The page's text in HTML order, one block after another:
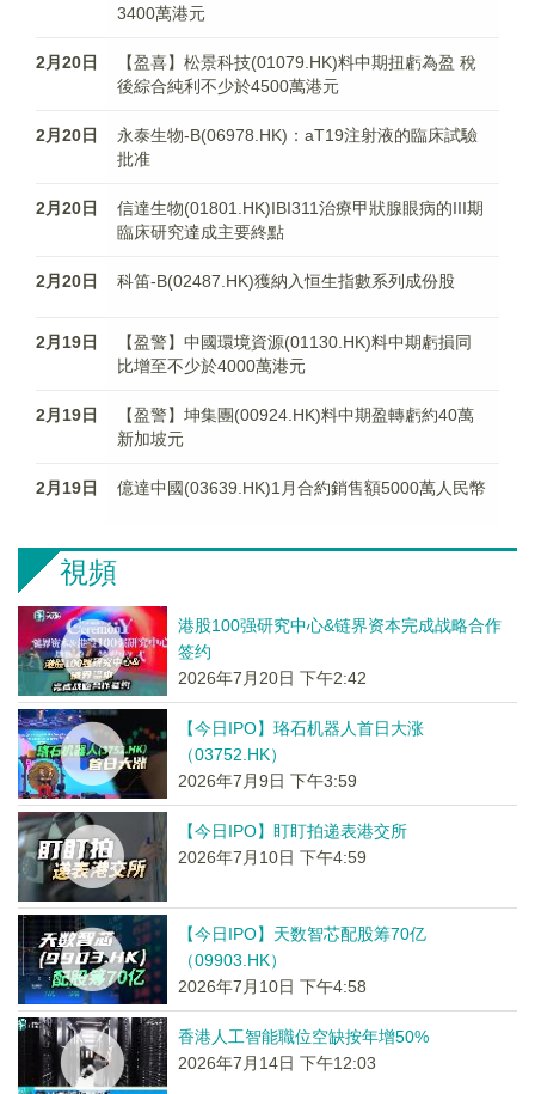
3400萬港元
2月20日
【盈喜】松景科技(01079.HK)料中期扭虧為盈 稅
後綜合純利不少於4500萬港元
2月20日
永泰生物-B(06978.HK)：aT19注射液的臨床試驗
批准
2月20日
信達生物(01801.HK)IBI311治療甲狀腺眼病的III期
臨床研究達成主要終點
2月20日 科笛-B(02487.HK)獲納入恒生指數系列成份股
2月19日
【盈警】中國環境資源(01130.HK)料中期虧損同
比增至不少於4000萬港元
2月19日
【盈警】坤集團(00924.HK)料中期盈轉虧約40萬
新加坡元
2月19日 億達中國(03639.HK)1月合約銷售額5000萬人民幣
視頻
港股100强研究中心&链界资本完成战略合作
签约
2026年7月20日 下午2:42
【今日IPO】珞石机器人首日大涨
（03752.HK）
2026年7月9日 下午3:59
【今日IPO】盯盯拍递表港交所
2026年7月10日 下午4:59
【今日IPO】天数智芯配股筹70亿
（09903.HK）
2026年7月10日 下午4:58
香港人工智能職位空缺按年增50%
2026年7月14日 下午12:03